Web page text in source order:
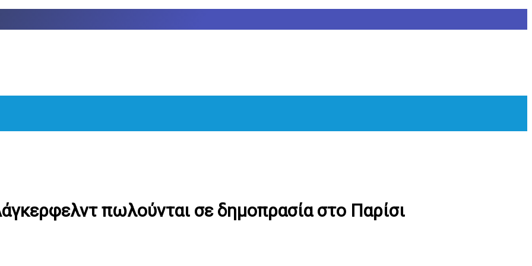
πωλούνται σε δημοπρασία στο Παρίσι